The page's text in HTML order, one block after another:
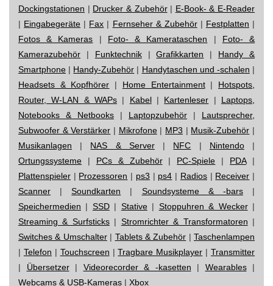
Dockingstationen | Drucker & Zubehör| E-Book- & E-Reader
| Eingabegeräte | Fax | Fernseher & Zubehör| Festplatten |
Fotos & Kameras | Foto- & Kamerataschen | Foto- &
Kamerazubehör | Funktechnik|Grafikkarten | Handy &
Smartphone | Handy-Zubehör | Handytaschen und -schalen |
Headsets & Kopfhörer | Home Entertainment| Hotspots,
Router, W-LAN & WAPs | Kabel| Kartenleser | Laptops,
Notebooks & Netbooks | Laptopzubehör | Lautsprecher,
Subwoofer & Verstärker | Mikrofone| MP3 | Musik-Zubehör |
Musikanlagen | NAS & Server| NFC | Nintendo|
Ortungssysteme | PCs & Zubehör| PC-Spiele | PDA|
Plattenspieler | Prozessoren | ps3 | ps4 | Radios| Receiver |
Scanner |Soundkarten | Soundsysteme & -bars|
Speichermedien | SSD| Stative| Stoppuhren & Wecker|
Streaming & Surfsticks| Stromrichter & Transformatoren |
Switches & Umschalter| Tablets & Zubehör | Taschenlampen
| Telefon | Touchscreen |Tragbare Musikplayer | Transmitter
| Übersetzer| Videorecorder & -kasetten | Wearables|
Webcams & USB-Kameras | Xbox